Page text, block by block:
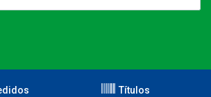
Títulos